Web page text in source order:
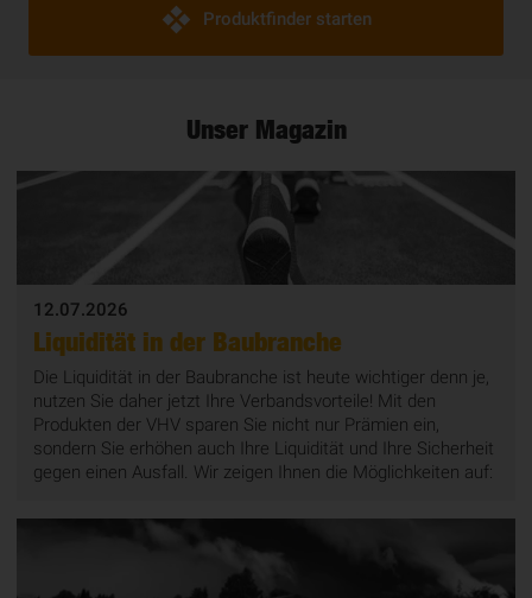
Produktfinder starten
Unser Magazin
12.07.2026
Liquidität in der Baubranche
Die Liquidität in der Baubranche ist heute wichtiger denn je,
nutzen Sie daher jetzt Ihre Verbandsvorteile! Mit den
Produkten der VHV sparen Sie nicht nur Prämien ein,
sondern Sie erhöhen auch Ihre Liquidität und Ihre Sicherheit
gegen einen Ausfall. Wir zeigen Ihnen die Möglichkeiten auf: